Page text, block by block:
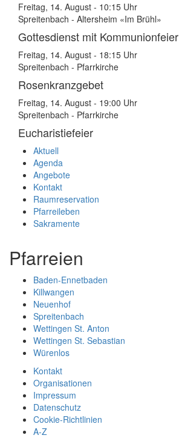
Freitag, 14. August - 10:15 Uhr
Spreitenbach - Altersheim «Im Brühl»
Gottesdienst mit Kommunionfeier
Freitag, 14. August - 18:15 Uhr
Spreitenbach - Pfarrkirche
Rosenkranzgebet
Freitag, 14. August - 19:00 Uhr
Spreitenbach - Pfarrkirche
Eucharistiefeier
Aktuell
Agenda
Angebote
Kontakt
Raumreservation
Pfarreileben
Sakramente
Pfarreien
Baden-Ennetbaden
Killwangen
Neuenhof
Spreitenbach
Wettingen St. Anton
Wettingen St. Sebastian
Würenlos
Kontakt
Organisationen
Impressum
Datenschutz
Cookie-Richtlinien
A-Z